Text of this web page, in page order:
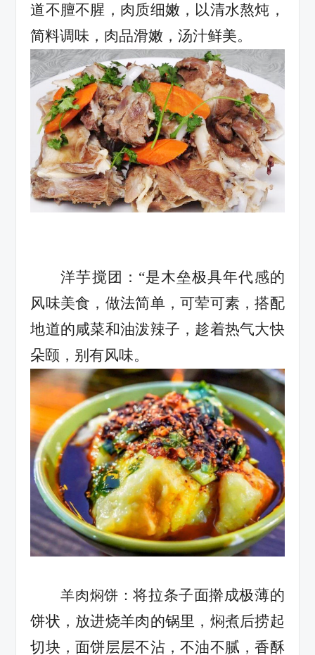
道不膻不腥，肉质细嫩，以清水熬炖，
简料调味，肉品滑嫩，汤汁鲜美。
洋芋搅团：“是木垒极具年代感的
风味美食，做法简单，可荤可素，搭配
地道的咸菜和油泼辣子，趁着热气大快
朵颐，别有风味。
羊肉焖饼：将拉条子面擀成极薄的
饼状，放进烧羊肉的锅里，焖煮后捞起
切块，面饼层层不沾，不油不腻，香酥